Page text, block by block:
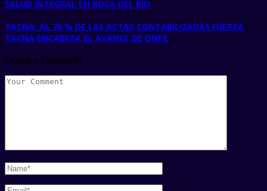
SALUD INTEGRAL EN BOCA DEL RÍO
TACNA: AL 76 % DE LAS ACTAS CONTABILIZADAS FUERZA
TACNA ENCABEZA EL AVANCE DE ONPE
Leave a Comment